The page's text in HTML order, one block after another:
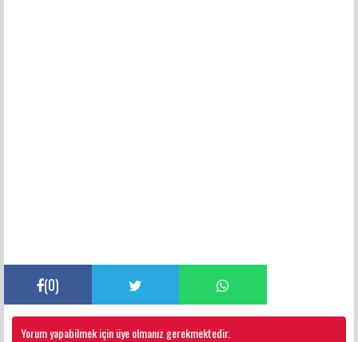
(0)
Yorum yapabilmek için üye olmanız gerekmektedir.